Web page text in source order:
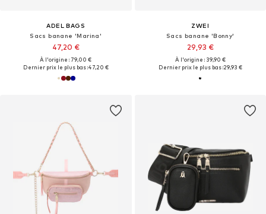
ADEL BAGS
Sacs banane 'Marina'
47,20 €
À l'origine : 79,00 €
Dernier prix le plus bas :47,20 €
ZWEI
Sacs banane 'Bonny'
29,93 €
À l'origine : 39,90 €
Dernier prix le plus bas :29,93 €